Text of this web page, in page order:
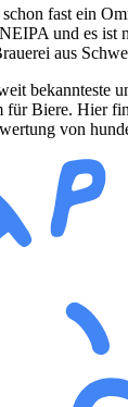
fast ein
und es ist
aus
bekannteste
für Biere. Hier
von